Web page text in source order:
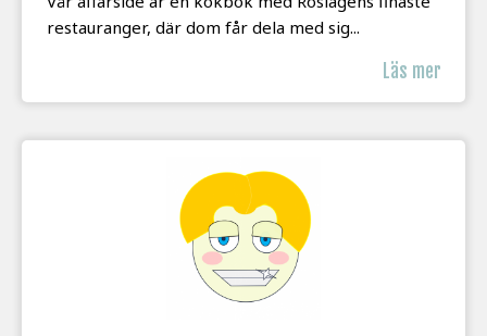
restauranger, där dom får dela med sig...
Läs mer